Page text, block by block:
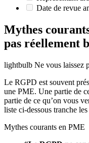
Date de revue
Mythes
pas réellement
lightbulb Ne vous laissez
Le RGPD est souvent
une PME. Une partie de
partie de ce qu’on vous
liste ci-dessous tranche
Mythes courants en PME